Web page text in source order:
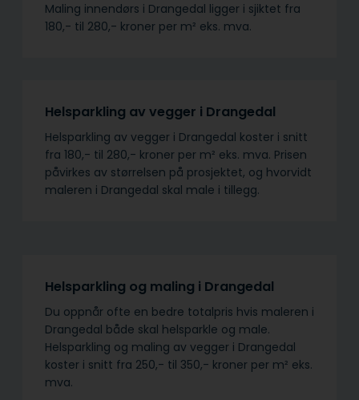
Maling innendørs i Drangedal ligger i sjiktet fra
180,- til 280,- kroner per m² eks. mva.
Helsparkling av vegger i Drangedal
Helsparkling av vegger i Drangedal koster i snitt
fra 180,- til 280,- kroner per m² eks. mva. Prisen
påvirkes av størrelsen på prosjektet, og hvorvidt
maleren i Drangedal skal male i tillegg.
Helsparkling og maling i Drangedal
Du oppnår ofte en bedre totalpris hvis maleren i
Drangedal både skal helsparkle og male.
Helsparkling og maling av vegger i Drangedal
koster i snitt fra 250,- til 350,- kroner per m² eks.
mva.